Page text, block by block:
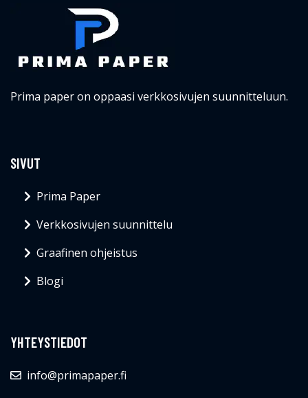
Prima paper on oppaasi verkkosivujen suunnitteluun.
SIVUT
Prima Paper
Verkkosivujen suunnittelu
Graafinen ohjeistus
Blogi
YHTEYSTIEDOT
info@primapaper.fi